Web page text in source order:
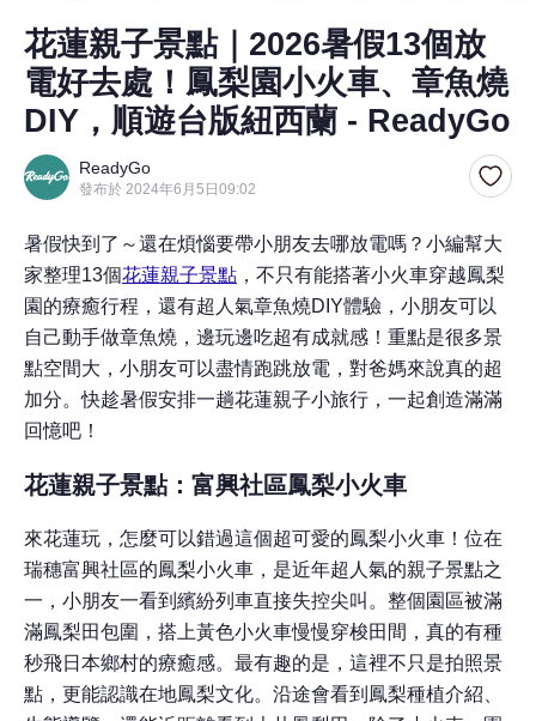
花蓮親子景點｜2026暑假13個放
電好去處！鳳梨園小火車、章魚燒
DIY，順遊台版紐西蘭 - ReadyGo
ReadyGo
發布於 2024年6月5日09:02
暑假快到了～還在煩惱要帶小朋友去哪放電嗎？小編幫大
家整理13個花蓮親子景點 ，不只有能搭著小火車穿越鳳梨
園的療癒行程，還有超人氣章魚燒DIY體驗，小朋友可以
自己動手做章魚燒，邊玩邊吃超有成就感！重點是很多景
點空間大，小朋友可以盡情跑跳放電，對爸媽來說真的超
加分。快趁暑假安排一趟花蓮親子小旅行，一起創造滿滿
回憶吧！
花蓮親子景點：富興社區鳳梨小火車
來花蓮玩，怎麼可以錯過這個超可愛的鳳梨小火車！位在
瑞穗富興社區的鳳梨小火車，是近年超人氣的親子景點之
一，小朋友一看到繽紛列車直接失控尖叫。整個園區被滿
滿鳳梨田包圍，搭上黃色小火車慢慢穿梭田間，真的有種
秒飛日本鄉村的療癒感。最有趣的是，這裡不只是拍照景
點，更能認識在地鳳梨文化。沿途會看到鳳梨種植介紹、